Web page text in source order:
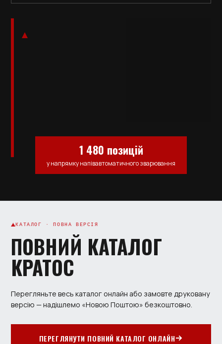
1 480 позицій
у напрямку напівавтоматичного зварювання
КАТАЛОГ · ПОВНА ВЕРСІЯ
ПОВНИЙ КАТАЛОГ
КРАТОС
Перегляньте весь каталог онлайн або замовте друковану
версію — надішлемо «Новою Поштою» безкоштовно.
ПЕРЕГЛЯНУТИ ПОВНИЙ КАТАЛОГ ОНЛАЙН